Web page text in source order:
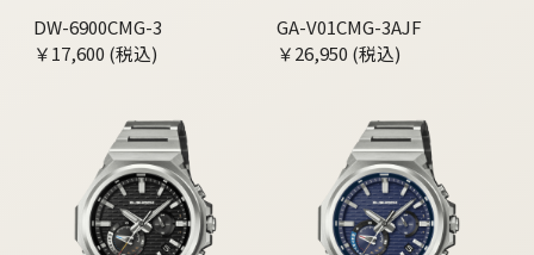
DW-6900CMG-3
￥17,600 (税込)
GA-V01CMG-3AJF
￥26,950 (税込)